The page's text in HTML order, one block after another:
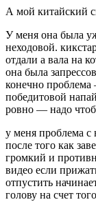
А мой китайский
У меня она была
неходовой.
отдали а вала на
она была
конечно проблема
победитовой
ровно — надо
у меня проблема с
после того как
громкий и
видео если
отпустить
голову на счет